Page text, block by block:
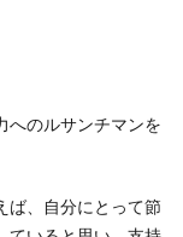
へのルサンチマンを
ば、自分にとって節